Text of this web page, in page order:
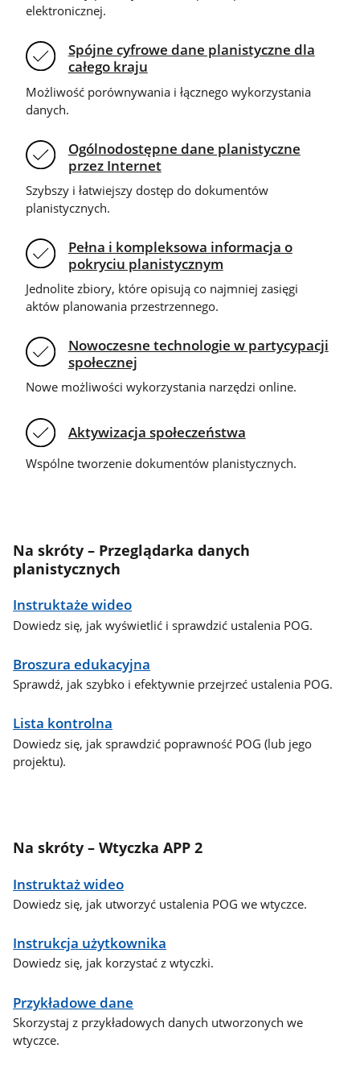
elektronicznej.
Spójne cyfrowe dane planistyczne dla
całego kraju
Możliwość porównywania i łącznego wykorzystania
danych.
Ogólnodostępne dane planistyczne
przez Internet
Szybszy i łatwiejszy dostęp do dokumentów
planistycznych.
Pełna i kompleksowa informacja o
pokryciu planistycznym
Jednolite zbiory, które opisują co najmniej zasięgi
aktów planowania przestrzennego.
Nowoczesne technologie w partycypacji
społecznej
Nowe możliwości wykorzystania narzędzi online.
Aktywizacja społeczeństwa
Wspólne tworzenie dokumentów planistycznych.
Na skróty – Przeglądarka danych
planistycznych
Instruktaże wideo
Dowiedz się, jak wyświetlić i sprawdzić ustalenia POG.
Broszura edukacyjna
Sprawdź, jak szybko i efektywnie przejrzeć ustalenia POG.
Lista kontrolna
Dowiedz się, jak sprawdzić poprawność POG (lub jego
projektu).
Na skróty – Wtyczka APP 2
Instruktaż wideo
Dowiedz się, jak utworzyć ustalenia POG we wtyczce.
Instrukcja użytkownika
Dowiedz się, jak korzystać z wtyczki.
Przykładowe dane
Skorzystaj z przykładowych danych utworzonych we
wtyczce.